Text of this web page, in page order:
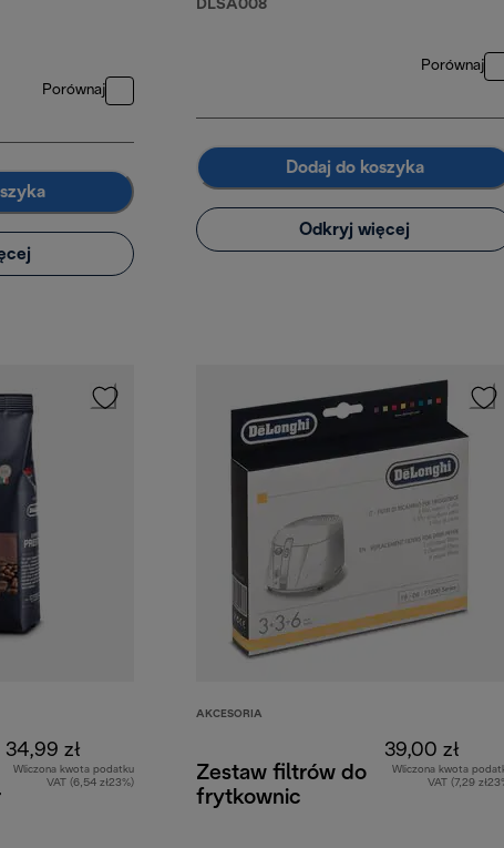
Porównaj
DLSA008
Porównaj
Dodaj do koszyka
Odkryj więcej
34,99 zł
Wliczona kwota podatku
VAT (6,54 zł23%)
AKCESORIA
Zestaw filtrów do
frytkownic
39,00 zł
Wliczona kwota
VAT (7,29